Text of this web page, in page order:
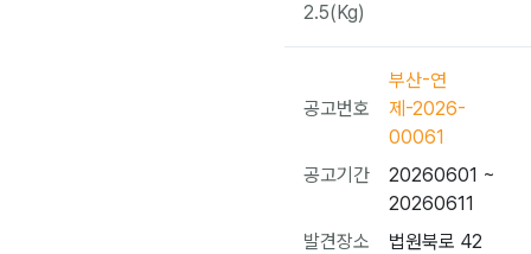
2.5(Kg)
공고번호
부산-연
제-2026-
00061
공고기간
20260601 ~
20260611
발견장소
법원북로 42